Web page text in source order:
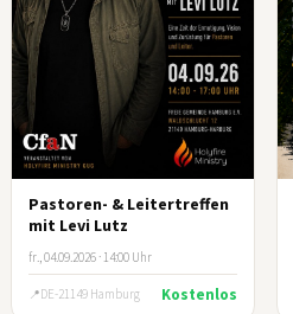
Pastoren- & Leitertreffen
mit Levi Lutz
fr., 04.09.2026 · 14:00 Uhr
DE-21149 Hamburg Kostenlos